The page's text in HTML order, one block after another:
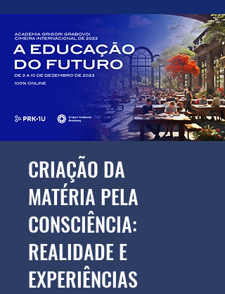
CRIAÇÃO DA
MATÉRIA PELA
CONSCIÊNCIA:
REALIDADE E
EXPERIÊNCIAS